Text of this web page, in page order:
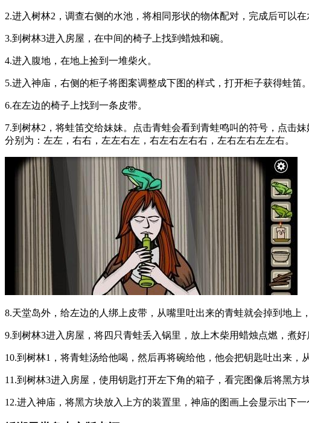
2.进入树林2，调查右侧的水池，将相同形状的物体配对，完成后可以在
3.到树林3进入房屋，在中间的椅子上找到蜡烛和碗。
4.进入腹地，在地上捡到一堆柴火。
5.进入神庙，右侧的柜子将图案调整成下图的样式，打开柜子获得蛙笛。
6.在左边的椅子上找到一条皮带。
7.到树林2，将蛙笛交给妹妹。点击青蛙会看到青蛙鸣叫的符号，点击
分别为：左左，右右，左左右左，右左右左右右，左右左右左左右。
8.天堂岛外，给左边的人绑上皮带，从嘴里吐出来的青蛙就会掉到地上
9.到树林3进入房屋，将四只青蛙丢入锅里，放上木柴用蜡烛点燃，煮好
10.到树林1，将青蛙汤给他喝，然后再将碗给他，他会把钥匙吐出来，
11.到树林3进入房屋，使用钥匙打开左下角的箱子，看完图像后将黑方
12.进入神庙，将黑方块放入上方的装置里，神庙的图画上会显示出下